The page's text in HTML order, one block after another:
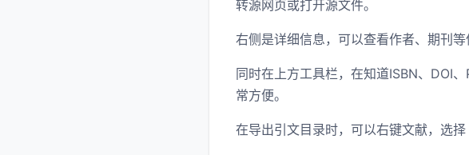
转源网页或打开源文件。
右侧是详细信息，可以查看作者、期刊等
同时在上方工具栏，在知道ISBN、DOI
常方便。
在导出引文目录时，可以右键文献，选